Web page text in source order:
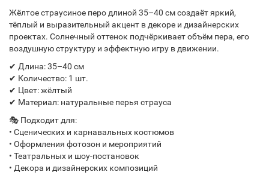
Жёлтое страусиное перо длиной 35–40 см создаёт яркий,
тёплый и выразительный акцент в декоре и дизайнерских
проектах. Солнечный оттенок подчёркивает объём пера, его
воздушную структуру и эффектную игру в движении.
✔ Длина: 35–40 см
✔ Количество: 1 шт.
✔ Цвет: жёлтый
✔ Материал: натуральные перья страуса
🎭 Подходит для:
• Сценических и карнавальных костюмов
• Оформления фотозон и мероприятий
• Театральных и шоу-постановок
• Декора и дизайнерских композиций